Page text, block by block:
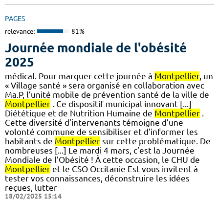
PAGES
relevance: 81%
Journée mondiale de l'obésité
2025
médical. Pour marquer cette journée à Montpellier, un
« Village santé » sera organisé en collaboration avec
Ma.P, l’unité mobile de prévention santé de la ville de
Montpellier . Ce dispositif municipal innovant [...]
Diététique et de Nutrition Humaine de Montpellier
Cette diversité d’intervenants témoigne d’une
volonté commune de sensibiliser et d’informer les
habitants de Montpellier sur cette problématique. De
nombreuses [...] Le mardi 4 mars, c’est la Journée
Mondiale de l’Obésité ! À cette occasion, le CHU de
Montpellier et le CSO Occitanie Est vous invitent à
tester vos connaissances, déconstruire les idées
reçues, lutter
18/02/2025 15:14